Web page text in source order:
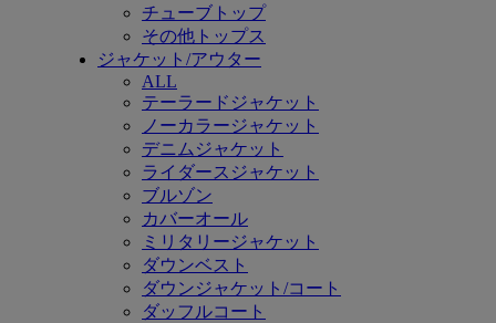
チューブトップ
その他トップス
ジャケット/アウター
ALL
テーラードジャケット
ノーカラージャケット
デニムジャケット
ライダースジャケット
ブルゾン
カバーオール
ミリタリージャケット
ダウンベスト
ダウンジャケット/コート
ダッフルコート